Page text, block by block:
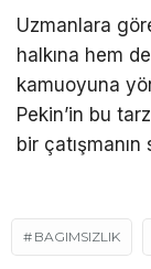
Uzmanlara
halkına hem
kamuoyuna
Pekin’in bu
bir çatışmanın
BAGIMSIZLIK